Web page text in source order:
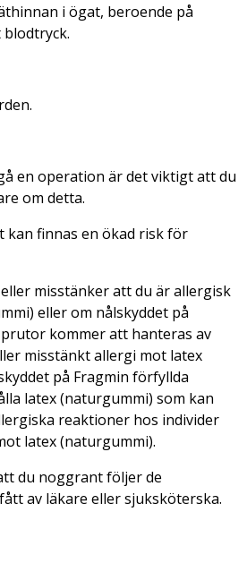
i ögat, beroende på
en operation är det viktigt att du
om detta.
kan finnas en ökad risk för
misstänker att du är allergisk
eller om nålskyddet på
kommer att hanteras av
misstänkt allergi mot latex
på Fragmin förfyllda
latex (naturgummi) som kan
reaktioner hos individer
latex (naturgummi).
du noggrant följer de
av läkare eller sjuksköterska.